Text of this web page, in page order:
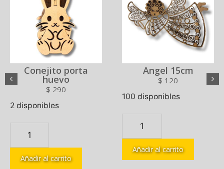
Conejito porta
huevo
$ 290
2 disponibles
Añadir al carrito
Angel 15cm
$ 120
100 disponibles
Añadir al carrito